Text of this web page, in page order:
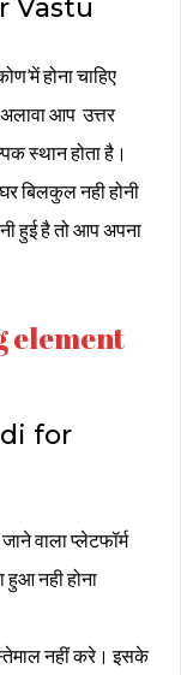
Vastu
होना चाहिए
अलावा आप उत्तर
स्थान होता है।
बिलकुल नही होनी
हुई है तो आप अपना
element
for
वाला प्लेटफॉर्म
हुआ नही होना
नहीं करे। इसके